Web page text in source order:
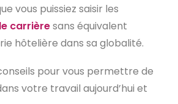
vous puissiez saisir les
carrièresans équivalent
hôtelière dans sa globalité.
pour vous permettre de
votre travail aujourd’hui et